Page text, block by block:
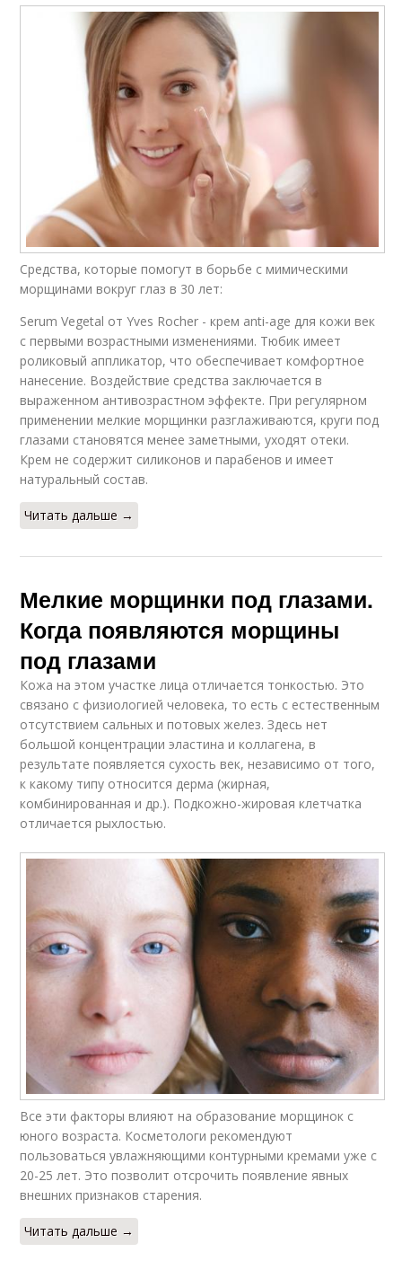
Средства, которые помогут в борьбе с мимическими
морщинами вокруг глаз в 30 лет:
Serum Vegetal от Yves Rocher - крем anti-age для кожи век
с первыми возрастными изменениями. Тюбик имеет
роликовый аппликатор, что обеспечивает комфортное
нанесение. Воздействие средства заключается в
выраженном антивозрастном эффекте. При регулярном
применении мелкие морщинки разглаживаются, круги под
глазами становятся менее заметными, уходят отеки.
Крем не содержит силиконов и парабенов и имеет
натуральный состав.
Читать дальше →
Мелкие морщинки под глазами.
Когда появляются морщины
под глазами
Кожа на этом участке лица отличается тонкостью. Это
связано с физиологией человека, то есть с естественным
отсутствием сальных и потовых желез. Здесь нет
большой концентрации эластина и коллагена, в
результате появляется сухость век, независимо от того,
к какому типу относится дерма (жирная,
комбинированная и др.). Подкожно-жировая клетчатка
отличается рыхлостью.
Все эти факторы влияют на образование морщинок с
юного возраста. Косметологи рекомендуют
пользоваться увлажняющими контурными кремами уже с
20-25 лет. Это позволит отсрочить появление явных
внешних признаков старения.
Читать дальше →